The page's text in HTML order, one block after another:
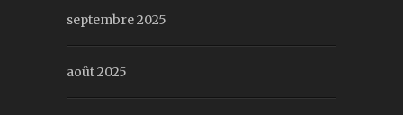
septembre 2025
août 2025